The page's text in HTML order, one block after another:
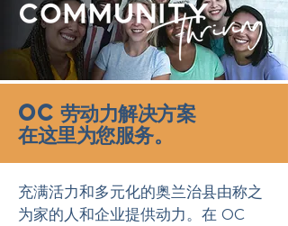
OC 劳动力解决方案
在这里为您服务。
充满活力和多元化的奥兰治县由称之
为家的人和企业提供动力。在 OC